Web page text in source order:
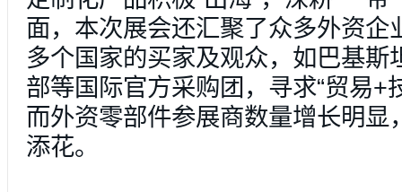
面，本次展会还汇聚了众多外资企
多个国家的买家及观众，如巴基斯
部等国际官方采购团，寻求“贸易+
而外资零部件参展商数量增长明显
添花。